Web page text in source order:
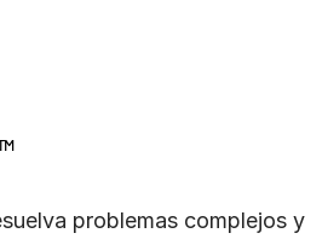
problemas complejos y